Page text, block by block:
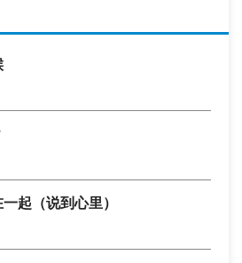
起（说到心里）